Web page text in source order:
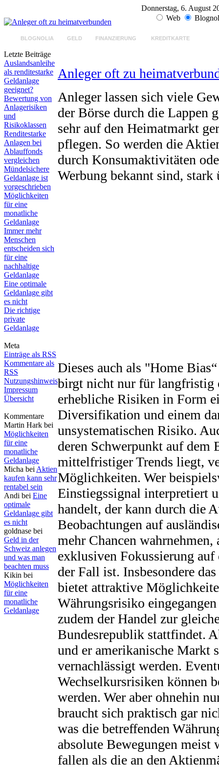
Donnerstag, 6. August
Web
BLOGNOLIA GELD FINANZIERUNG KREDITKARTE
Letzte Beiträge
Auslandsanleihe
als renditestarke
Geldanlage
geeignet?
Bewertung von
Anlagerisiken
und
Risikoklassen
Renditestarke
Anlagen bei
Ablauffonds
vergleichen
Mündelsichere
Geldanlage ist
vorgeschrieben
Möglichkeiten
für eine
monatliche
Geldanlage
Immer mehr
Menschen
entscheiden sich
für eine
nachhaltige
Geldanlage
Eine optimale
Geldanlage gibt
es nicht
Die richtige
private
Geldanlage
Meta
Einträge als RSS
Kommentare als
RSS
Nutzungshinweis
Impressum
Übersicht
Kommentare
Martin Hark bei
Möglichkeiten
für eine
monatliche
Geldanlage
Micha bei Aktien
kaufen kann sehr
rentabel sein
Andi bei Eine
optimale
Geldanlage gibt
es nicht
goldnase bei
Geld in der
Schweiz anlegen
und was man
beachten muss
Kikin bei
Möglichkeiten
für eine
monatliche
Geldanlage
Anleger oft zu
Anleger lassen sich viele
der Börse durch die Lappen
sehr auf den Heimatmarkt
pflegen. So werden die
durch Konsumaktivitäten
Werbung bekannt sind, stark
Dieses auch als "Home
birgt nicht nur für langfristig
erhebliche Risiken in Form
Diversifikation und einem
unsystematischen Risiko.
deren Schwerpunkt auf dem
mittelfristiger Trends liegt,
Möglichkeiten. Wer
Einstiegssignal interpretiert
handelt, der kann durch die
Beobachtungen auf
mehr Chancen wahrnehmen,
exklusiven Fokussierung
der Fall ist. Insbesondere
bietet attraktive
Währungsrisiko
zudem der Handel zur
Bundesrepublik stattfindet.
und er amerikanische Markt
vernachlässigt werden.
Wechselkursrisiken können
werden. Wer aber ohnehin
braucht sich praktisch gar
was die betreffenden
absolute Bewegungen meist
fallen als die an den